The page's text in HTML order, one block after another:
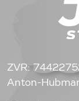
ZVR:
Anton-